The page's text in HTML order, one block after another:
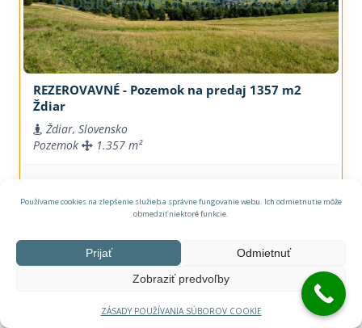
Používame cookies na zlepšenie služieb a správne fungovanie webu. Ich odmietnutie môže
obmedziť niektoré funkcie.
Prijať
Odmietnuť
Zobraziť predvoľby
ZÁSADY POUŽÍVANIA SÚBOROV COOKIE
REZEROVAVNÉ - Pozemok na predaj 1357 m2
Ždiar
Ždiar, Slovensko
Pozemok
1.357 m²